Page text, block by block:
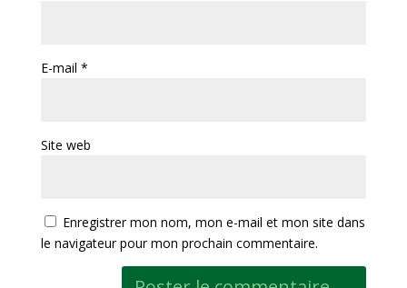
E-mail *
Site web
Enregistrer mon nom, mon e-mail et mon site dans
le navigateur pour mon prochain commentaire.